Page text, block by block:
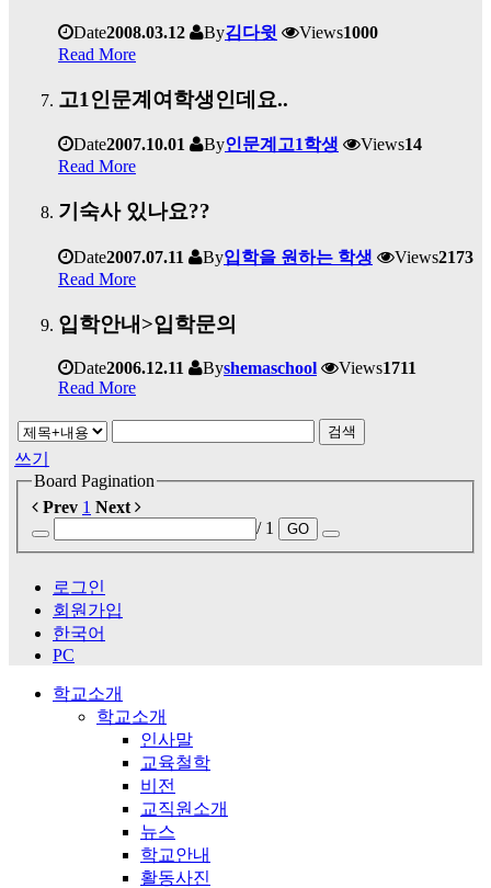
Date2008.03.12 By김다윗 Views1000
Read More
고1인문계여학생인데요..
Date2007.10.01 By인문계고1학생 Views14
Read More
기숙사 있나요??
Date2007.07.11 By입학을 원하는 학생 Views2173
Read More
입학안내>입학문의
Date2006.12.11 Byshemaschool Views1711
Read More
검색
쓰기
Board Pagination
Prev 1 Next
/ 1
GO
로그인
회원가입
한국어
PC
학교소개
학교소개
인사말
교육철학
비전
교직원소개
뉴스
학교안내
활동사진